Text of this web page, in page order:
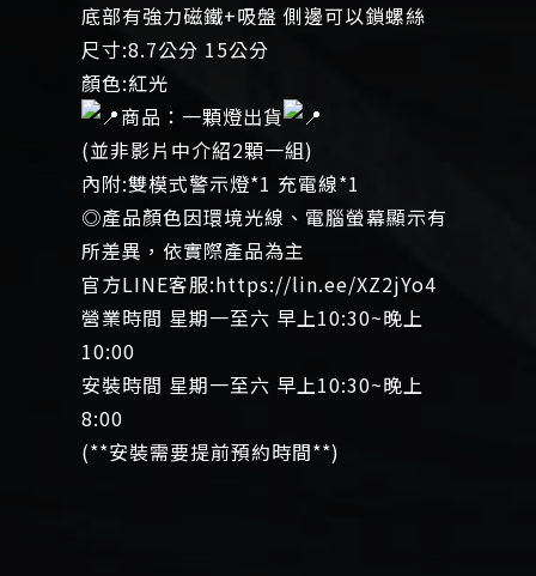
底部有強力磁鐵+吸盤 側邊可以鎖螺絲
尺寸:8.7公分 15公分
顏色:紅光
商品：一顆燈出貨
(並非影片中介紹2顆一組)
內附:雙模式警示燈*1 充電線*1
◎產品顏色因環境光線、電腦螢幕顯示有
所差異，依實際產品為主
官方LINE客服:https://lin.ee/XZ2jYo4
營業時間 星期一至六 早上10:30~晚上
10:00
安裝時間 星期一至六 早上10:30~晚上
8:00
(**安裝需要提前預約時間**)